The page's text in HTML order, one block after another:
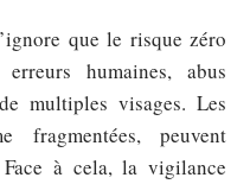
que le risque zéro
erreurs humaines, abus
multiples visages. Les
fragmentées, peuvent
à cela, la vigilance